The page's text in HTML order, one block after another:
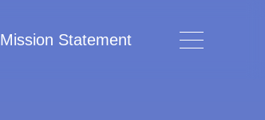
Mission Statement